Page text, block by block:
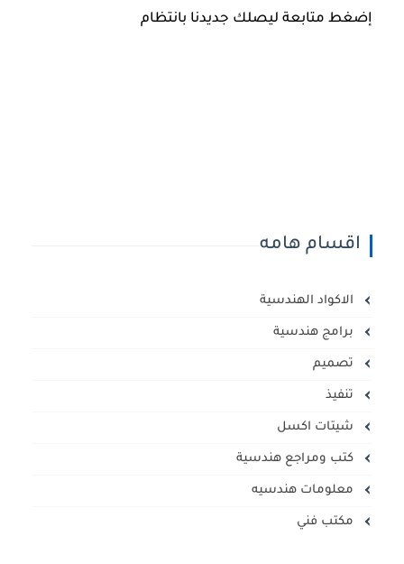
إضغط متابعة ليصلك جديدنا بانتظام
اقسام هامه
الاكواد الهندسية
برامج هندسية
تصميم
تنفيذ
شيتات اكسل
كتب ومراجع هندسية
معلومات هندسيه
مكتب فني